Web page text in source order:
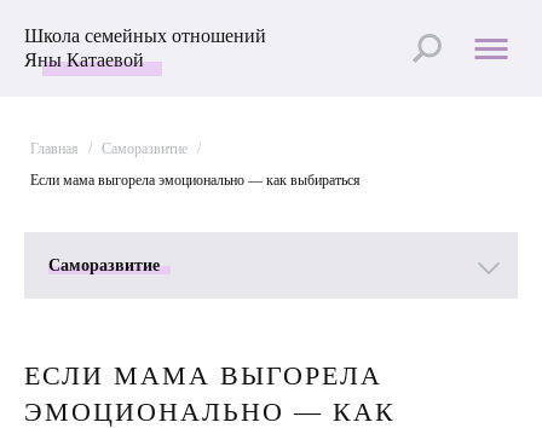
Школа семейных отношений
Яны Катаевой
Главная / Саморазвитие /
Если мама выгорела эмоционально — как выбираться
ЕСЛИ МАМА ВЫГОРЕЛА
ЭМОЦИОНАЛЬНО — КАК
Лучшие статьи
Саморазвитие